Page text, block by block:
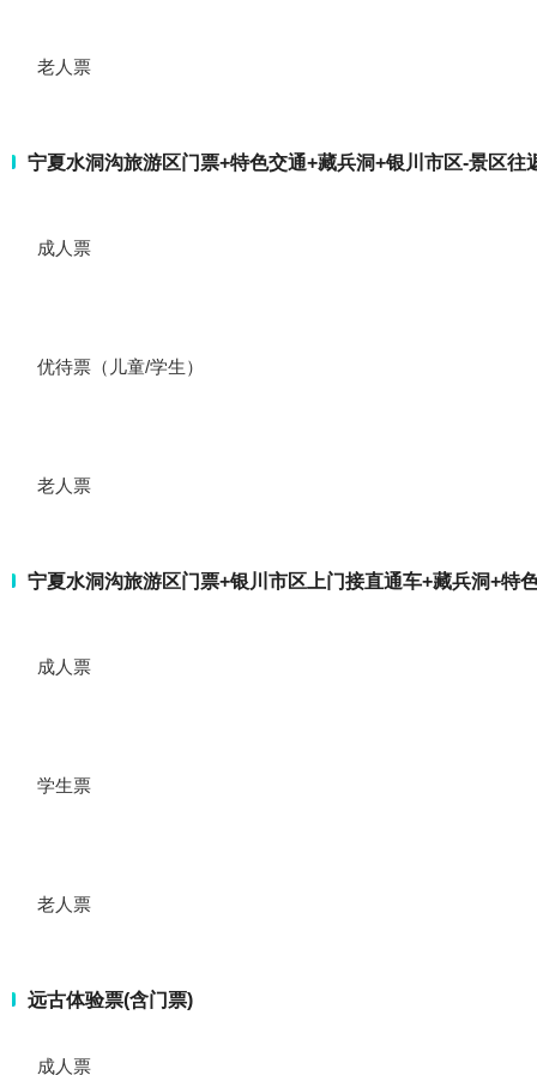
老人票
宁夏水洞沟旅游区门票+特色交通+藏兵洞+银川市区-景区往
成人票
优待票（儿童/学生）
老人票
宁夏水洞沟旅游区门票+银川市区上门接直通车+藏兵洞+特
成人票
学生票
老人票
远古体验票(含门票)
成人票